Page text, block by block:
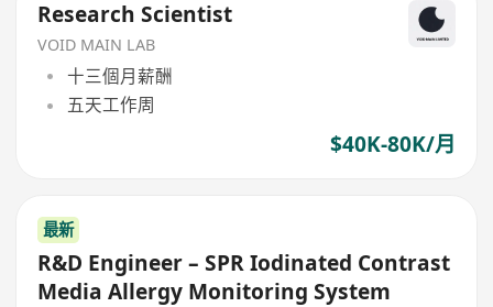
Research Scientist
VOID MAIN LAB
十三個月薪酬
五天工作周
$40K-80K/月
最新
R&D Engineer – SPR Iodinated Contrast
Media Allergy Monitoring System